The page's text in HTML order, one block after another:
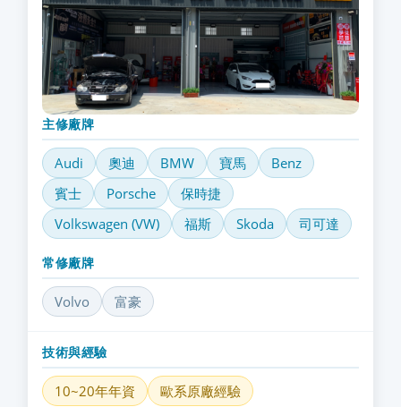
主修廠牌
Audi 奧迪 BMW 寶馬
Benz
賓士
Porsche
保時捷
Volkswagen (VW)
福斯 Skoda 司可達
常修廠牌
Volvo 富豪
技術與經驗
10~20年年資 歐系原廠經驗